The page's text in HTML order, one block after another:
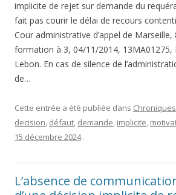
implicite de rejet sur demande du
fait pas courir le délai de recours
Cour administrative d’appel de
formation à 3, 04/11/2014, 13MA01275,
Lebon. En cas de silence de
de…
Cette entrée a été publiée dans Chroniques
decision, défaut, demande, implicite,
15 décembre 2024 .
L’absence de